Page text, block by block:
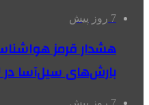
7 روز پیش
بارش‌های سیل‌آسا در ۳ استان